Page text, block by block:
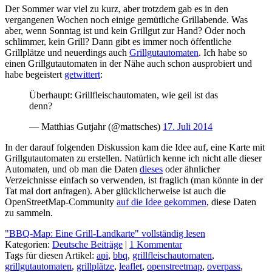
Der Sommer war viel zu kurz, aber trotzdem gab es in den
vergangenen Wochen noch einige gemütliche Grillabende. Was
aber, wenn Sonntag ist und kein Grillgut zur Hand? Oder noch
schlimmer, kein Grill? Dann gibt es immer noch öffentliche
Grillplätze und neuerdings auch Grillgutautomaten. Ich habe so
einen Grillgutautomaten in der Nähe auch schon ausprobiert und
habe begeistert getwittert:
Überhaupt: Grillfleischautomaten, wie geil ist das
denn?
— Matthias Gutjahr (@mattsches) 17. Juli 2014
In der darauf folgenden Diskussion kam die Idee auf, eine Karte mit
Grillgutautomaten zu erstellen. Natürlich kenne ich nicht alle dieser
Automaten, und ob man die Daten dieses oder ähnlicher
Verzeichnisse einfach so verwenden, ist fraglich (man könnte in der
Tat mal dort anfragen). Aber glücklicherweise ist auch die
OpenStreetMap-Community auf die Idee gekommen, diese Daten
zu sammeln.
"BBQ-Map: Eine Grill-Landkarte" vollständig lesen
Kategorien: Deutsche Beiträge | 1 Kommentar
Tags für diesen Artikel: api, bbq, grillfleischautomaten,
grillgutautomaten, grillplätze, leaflet, openstreetmap, overpass,